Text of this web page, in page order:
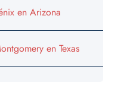
en Arizona
en Texas